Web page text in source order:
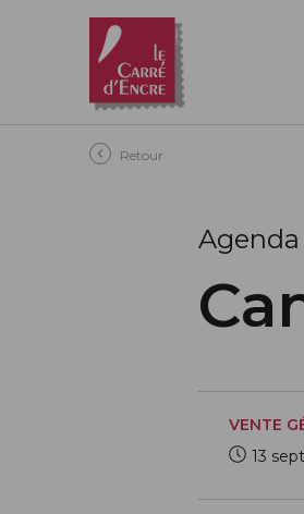
Aller au contenu principal
Retour
Agenda
VENTE
13